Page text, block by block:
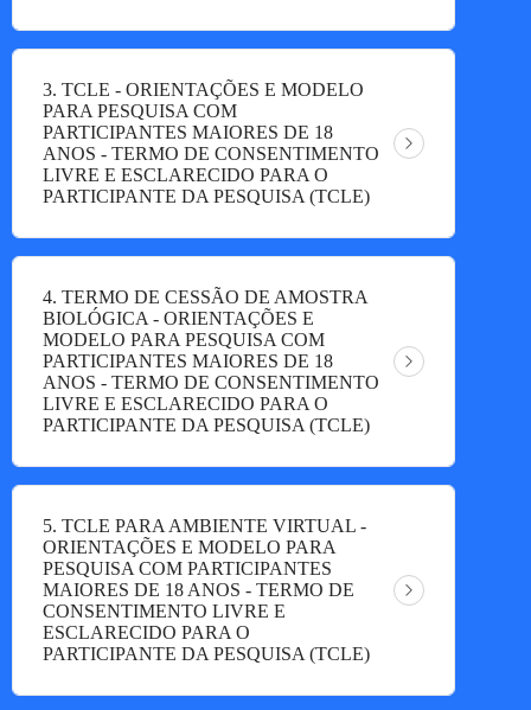
3. TCLE - ORIENTAÇÕES E MODELO
PARA PESQUISA COM
PARTICIPANTES MAIORES DE 18
ANOS - TERMO DE CONSENTIMENTO
LIVRE E ESCLARECIDO PARA O
PARTICIPANTE DA PESQUISA (TCLE)
4. TERMO DE CESSÃO DE AMOSTRA
BIOLÓGICA - ORIENTAÇÕES E
MODELO PARA PESQUISA COM
PARTICIPANTES MAIORES DE 18
ANOS - TERMO DE CONSENTIMENTO
LIVRE E ESCLARECIDO PARA O
PARTICIPANTE DA PESQUISA (TCLE)
5. TCLE PARA AMBIENTE VIRTUAL -
ORIENTAÇÕES E MODELO PARA
PESQUISA COM PARTICIPANTES
MAIORES DE 18 ANOS - TERMO DE
CONSENTIMENTO LIVRE E
ESCLARECIDO PARA O
PARTICIPANTE DA PESQUISA (TCLE)